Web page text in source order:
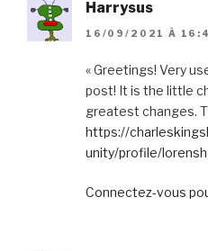
Harrysus
16/09/2021 À
« Greetings! Very
post! It is the little
greatest changes.
https://
unity/profile/
Connectez-vous